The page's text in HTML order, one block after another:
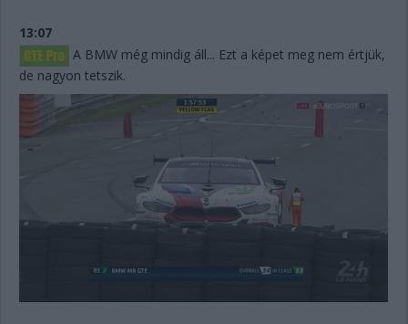
13:07
A BMW még mindig áll... Ezt a képet meg nem értjük,
de nagyon tetszik.